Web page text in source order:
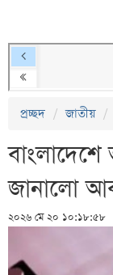
প্রচ্ছদ জাতীয়
জানালো
২০২৬ মে ২০ ১০:১৮:৫৮